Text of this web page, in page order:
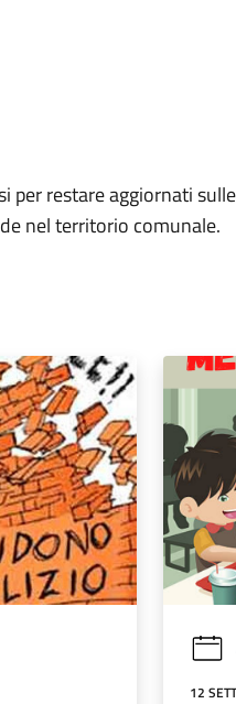
per restare aggiornati
nel territorio comunale.
12